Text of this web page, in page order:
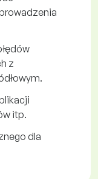
z
itp.
dla